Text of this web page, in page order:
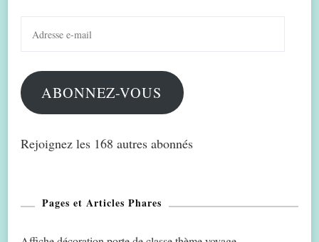
mail
ABONNEZ-VOUS
Rejoignez les 168 autres abonnés
Pages et Articles Phares